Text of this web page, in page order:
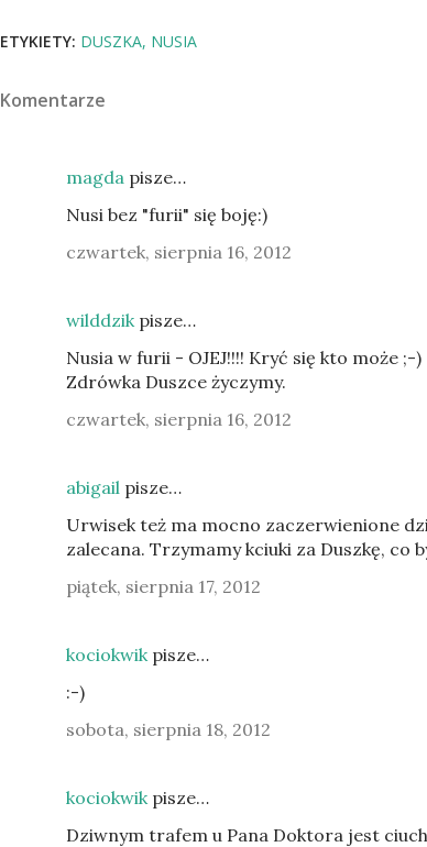
ETYKIETY: DUSZKA NUSIA
Komentarze
magda pisze…
Nusi bez "furii" się boję:)
czwartek, sierpnia 16, 2012
wilddzikpisze…
Nusia w furii - OJEJ!!!! Kryć się kto może ;-)
Zdrówka Duszce życzymy.
czwartek, sierpnia 16, 2012
abigail pisze…
Urwisek też ma mocno zaczerwienione
zalecana. Trzymamy kciuki za Duszkę, co
piątek, sierpnia 17, 2012
kociokwikpisze…
:-)
sobota, sierpnia 18, 2012
kociokwikpisze…
Dziwnym trafem u Pana Doktora jest